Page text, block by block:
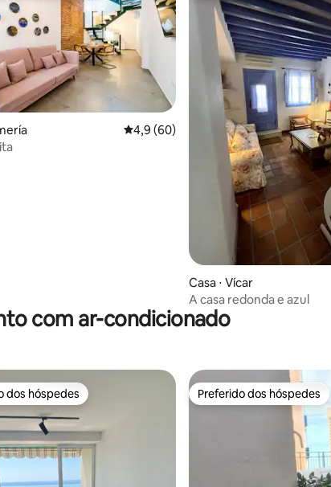
de 5, 15 avaliações4,9 de uma avaliação média de 5, 60
4,9 (60)
Casa ⋅ Vícar
A casa redonda e azul
com ar-condicionado
dos hóspedes
dos hóspedes Preferido dos hóspedes
Preferido dos hóspedes